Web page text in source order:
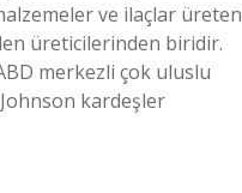
ve ilaçlar üreten
üreticilerinden biridir.
merkezli çok uluslu
kardeşler